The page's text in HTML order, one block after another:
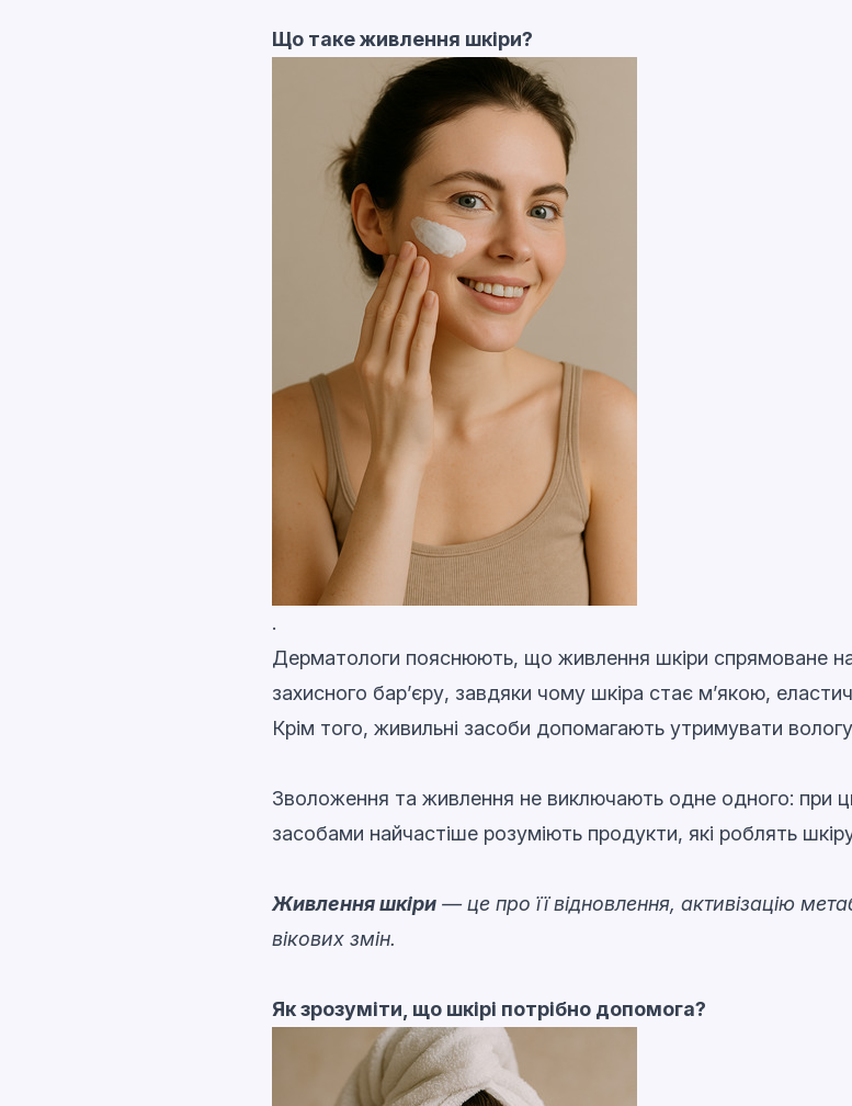
Що таке живлення шкіри?
.
Дерматологи пояснюють, що живлення шкіри спрямоване на
захисного бар’єру, завдяки чому шкіра стає м’якою,
Крім того, живильні засоби допомагають утримувати
Зволоження та живлення не виключають одне одного: при
засобами найчастіше розуміють продукти, які роблять
Живлення шкіри — це про її відновлення, активізацію
вікових змін.
Як зрозуміти, що шкірі потрібно допомога?